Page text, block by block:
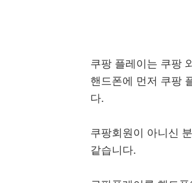
쿠팡 플레이는 쿠팡
핸드폰에 먼저 쿠팡
다.
쿠팡회원이 아니신
같습니다.